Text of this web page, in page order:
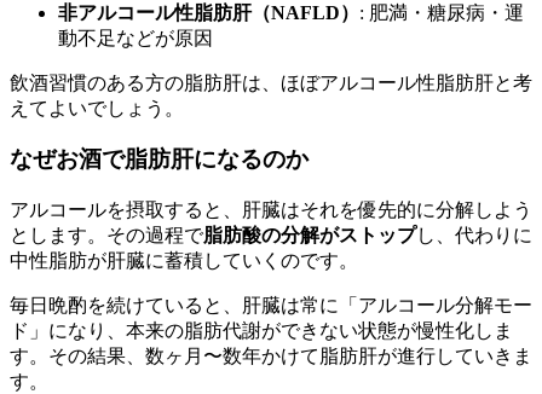
非アルコール性脂肪肝（NAFLD） : 肥満・糖尿病・運
動不足などが原因
飲酒習慣のある方の脂肪肝は、ほぼアルコール性脂肪肝と考
えてよいでしょう。
なぜお酒で脂肪肝になるのか
アルコールを摂取すると、肝臓はそれを優先的に分解しよう
とします。その過程で脂肪酸の分解がストップし、代わりに
中性脂肪が肝臓に蓄積していくのです。
毎日晩酌を続けていると、肝臓は常に「アルコール分解モー
ド」になり、本来の脂肪代謝ができない状態が慢性化しま
す。その結果、数ヶ月〜数年かけて脂肪肝が進行していきま
す。